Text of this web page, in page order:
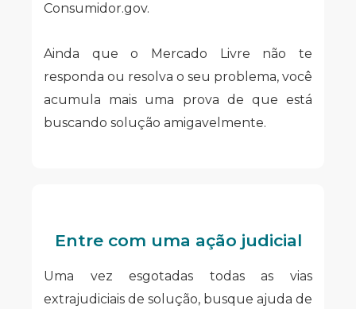
Consumidor.gov.
Ainda que o Mercado Livre não te
responda ou resolva o seu problema, você
acumula mais uma prova de que está
buscando solução amigavelmente.
Entre com uma ação judicial
Uma vez esgotadas todas as vias
extrajudiciais de solução, busque ajuda de